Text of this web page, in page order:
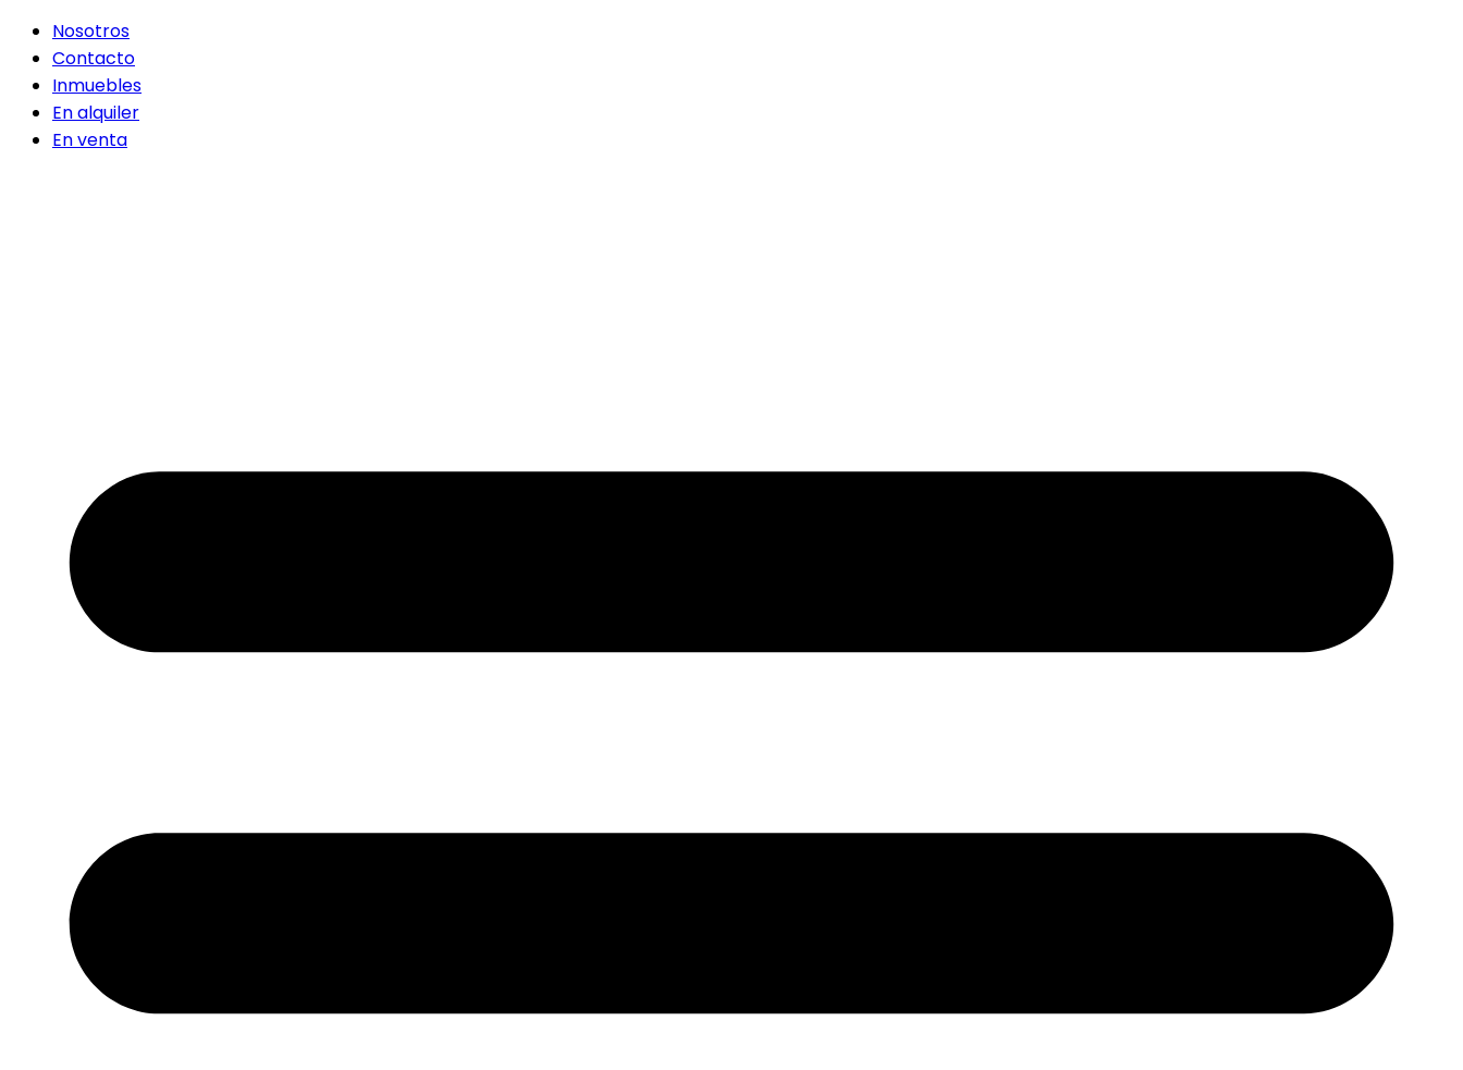
Nosotros
Contacto
Inmuebles
En alquiler
En venta